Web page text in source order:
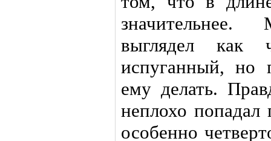
значительнее.
выглядел как
испуганный, но
ему делать.
неплохо попадал
особенно